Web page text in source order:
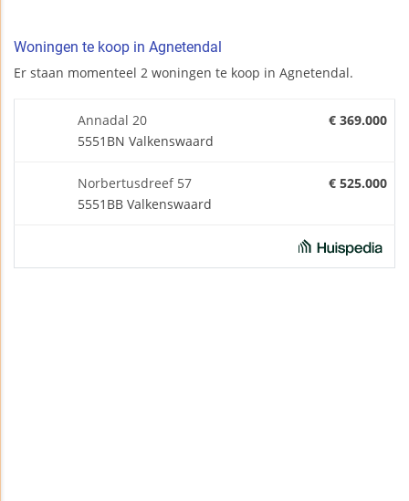
Woningen te koop in Agnetendal
Er staan momenteel 2 woningen te koop in Agnetendal.
Annadal 20
5551BN Valkenswaard
€ 369.000
Norbertusdreef 57
5551BB Valkenswaard
€ 525.000